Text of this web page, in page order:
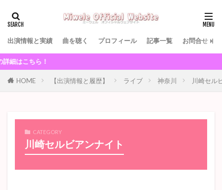
出演情報と実績 曲を聴く プロフィール 記事一覧 お問合せ
こちら！
HOME 【出演情報と履歴】 ライブ 神奈川 川崎セル
CATEGORY
川崎セルビアンナイト